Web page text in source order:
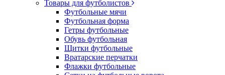
Товары для футболистов
Футбольные мячи
Футбольная форма
Гетры футбольные
Обувь футбольная
Щитки футбольные
Вратарские перчатки
Флажки футбольные